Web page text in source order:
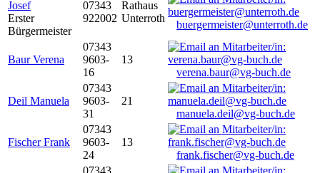
Josef
Erster
Bürgermeister
07343
922002
Rathaus
Unterroth
buergermeister@unterroth.de
Baur Verena
07343
9603-
16
13
verena.baur@vg-buch.de
Deil Manuela
07343
9603-
31
21
manuela.deil@vg-buch.de
Fischer Frank
07343
9603-
24
13
frank.fischer@vg-buch.de
07343